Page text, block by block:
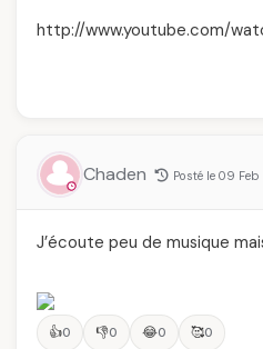
http://www.youtube.com/
Chaden Posté le 09 Feb
J’écoute peu de musique
👍0 👎0 😂0 🥰0